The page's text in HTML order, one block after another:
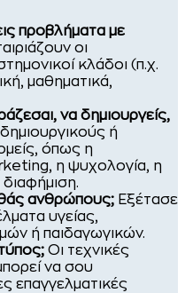
προβλήματα με
οι
κλάδοι (π.χ.
μαθηματικά,
να δημιουργείς,
ή
όπως η
η ψυχολογία, η
ανθρώπους; Εξέτασε
υγείας,
ή παιδαγωγικών.
Οι τεχνικές
να σου
επαγγελματικές